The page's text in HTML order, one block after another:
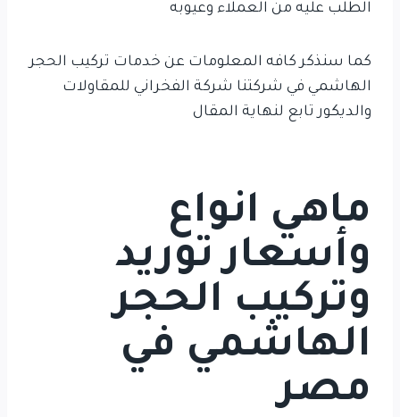
الطلب عليه من العملاء وعيوبه
كما سنذكر كافه المعلومات عن خدمات تركيب الحجر
الهاشمي في شركتنا شركة الفخراني للمقاولات
والديكور تابع لنهاية المقال
ماهي انواع
وأسعار توريد
وتركيب الحجر
الهاشمي في
مصر